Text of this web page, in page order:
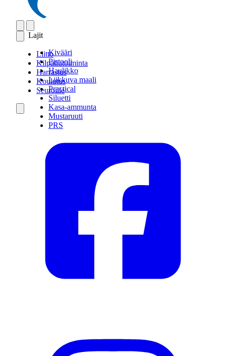
Lajit
Kivääri
Pistooli
Haulikko
Liikkuva maali
Practical
Siluetti
Kasa-ammunta
Mustaruuti
PRS
Liitto
Kilpailutoiminta
Harrastus
Koulutus
Seuroille